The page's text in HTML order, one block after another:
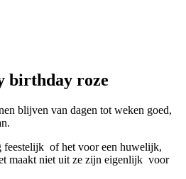
birthday roze
blijven van dagen tot weken goed,
feestelijk of het voor een huwelijk,
maakt niet uit ze zijn eigenlijk voor